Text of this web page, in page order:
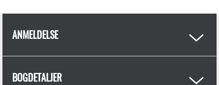
ANMELDELSE
BOGDETALJER